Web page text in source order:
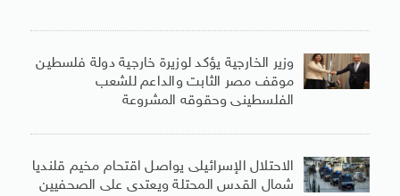
وزير الخارجية يؤكد لوزيرة خارجية دولة فلسطين
موقف مصر الثابت والداعم للشعب
الفلسطينى وحقوقه المشروعة
الاحتلال الإسرائيلى يواصل اقتحام مخيم قلنديا
شمال القدس المحتلة ويعتدى على الصحفيين